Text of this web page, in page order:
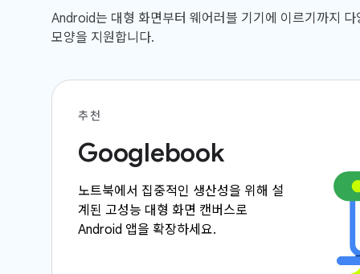
Android는 대형 화면부터 웨어러블 기기에 이르기까지
모양을 지원합니다.
추천
Googlebook
노트북에서 집중적인 생산성을 위해 설
계된 고성능 대형 화면 캔버스로
Android 앱을 확장하세요.